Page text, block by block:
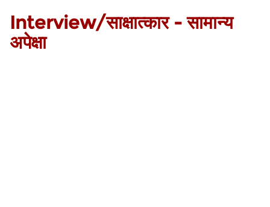
Interview/साक्षात्कार - सामान्य
अपेक्षा